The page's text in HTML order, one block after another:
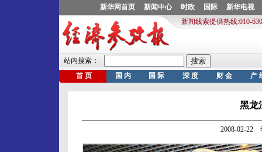
黑龙
2008-02-22